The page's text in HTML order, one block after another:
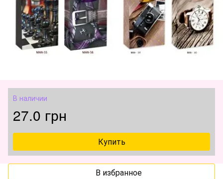
В наличии
27.0 грн
Купить
В избранное